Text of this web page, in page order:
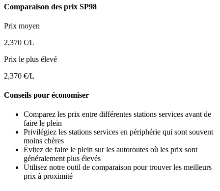
Comparaison des prix SP98
Prix moyen
2,370 €/L
Prix le plus élevé
2,370 €/L
Conseils pour économiser
Comparez les prix entre différentes stations services avant de
faire le plein
Privilégiez les stations services en périphérie qui sont souvent
moins chères
Évitez de faire le plein sur les autoroutes où les prix sont
généralement plus élevés
Utilisez notre outil de comparaison pour trouver les meilleurs
prix à proximité